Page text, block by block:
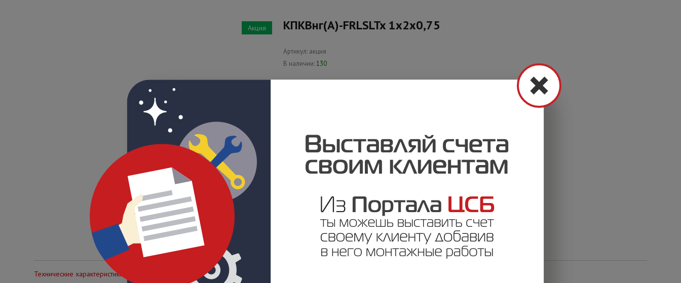
Акция КПКВнг(А)-FRLSLTx 1х2х0,75
Артикул: акция
В наличии:130
Цена по запросу
Технические характеристики